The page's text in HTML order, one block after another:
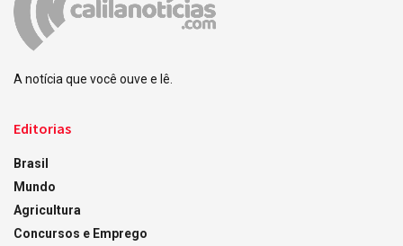
A notícia que você ouve e lê.
Editorias
Brasil
Mundo
Agricultura
Concursos e Emprego